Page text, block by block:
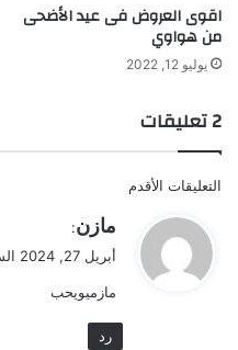
اقوى العروض فى عيد الأضحى
من هواوي
يوليو 12, 2022
‫2 تعليقات
تصفّح
التعليقات
التعليقات الأقدم
ق
ل
مازن:
أبريل 27, 2024 الساعة 1:47 م
مازميويحب
رد